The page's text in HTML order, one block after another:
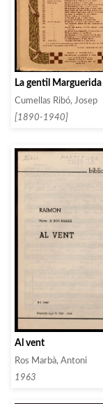
La gentil Marguerida
Cumellas Ribó, Josep
[1890-1940]
Al vent
Ros Marbà, Antoni
1963